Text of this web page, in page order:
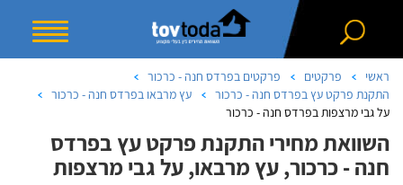
ראשי פרקטים
פרקטים בפרדס חנה - כרכור
התקנת פרקט עץ בפרדס חנה - כרכור
עץ מרבאו בפרדס חנה - כרכור
על גבי מרצפות בפרדס חנה - כרכור
השוואת מחירי התקנת פרקט עץ בפרדס
חנה - כרכור, עץ מרבאו, על גבי מרצפות